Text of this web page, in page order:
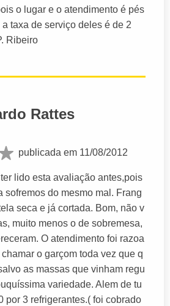
o lugar e o atendimento é pés
taxa de serviço deles é de 2
Ribeiro
Rattes
publicada em 11/08/2012
lido esta avaliação antes,pois
sofremos do mesmo mal. Frang
seca e já cortada. Bom, não v
muito menos o de sobremesa,
O atendimento foi razoa
o garçom toda vez que q
as massas que vinham regu
variedade. Alem de tu
por 3 refrigerantes.( foi cobrado